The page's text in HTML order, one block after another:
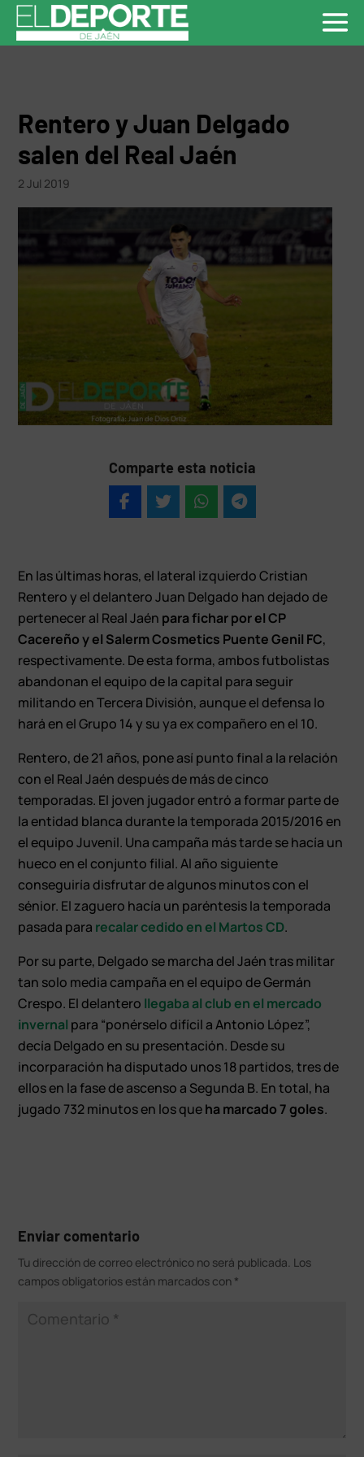
Rentero y Juan Delgado
salen del Real Jaén
2 Jul 2019
Comparte esta noticia
En las últimas horas, el lateral izquierdo Cristian
Rentero y el delantero Juan Delgado han dejado de
pertenecer al Real Jaén para fichar por el CP
Cacereño y el Salerm Cosmetics Puente Genil FC,
respectivamente. De esta forma, ambos futbolistas
abandonan el equipo de la capital para seguir
militando en Tercera División, aunque el defensa lo
hará en el Grupo 14 y su ya ex compañero en el 10.
Rentero, de 21 años, pone así punto final a la relación
con el Real Jaén después de más de cinco
temporadas. El joven jugador entró a formar parte de
la entidad blanca durante la temporada 2015/2016 en
el equipo Juvenil. Una campaña más tarde se hacía un
hueco en el conjunto filial. Al año siguiente
conseguiría disfrutar de algunos minutos con el
sénior. El zaguero hacía un paréntesis la temporada
pasada para recalar cedido en el Martos CD.
Por su parte, Delgado se marcha del Jaén tras militar
tan solo media campaña en el equipo de Germán
Crespo. El delantero llegaba al club en el mercado
invernal para “ponérselo difícil a Antonio López”,
decía Delgado en su presentación. Desde su
incorparación ha disputado unos 18 partidos, tres de
ellos en la fase de ascenso a Segunda B. En total, ha
jugado 732 minutos en los queha marcado 7 goles.
Enviar comentario
Tu dirección de correo electrónico no será publicada. Los
campos obligatorios están marcados con *